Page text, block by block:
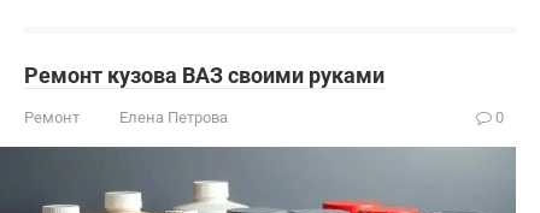
Ремонт кузова ВАЗ своими руками
Ремонт Елена Петрова 0